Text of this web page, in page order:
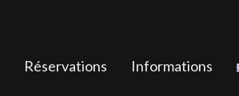
Réservations Informations